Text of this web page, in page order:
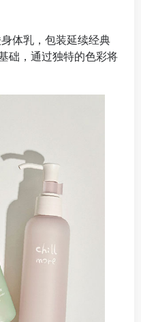
体乳，包装延续经典
础，通过独特的色彩将